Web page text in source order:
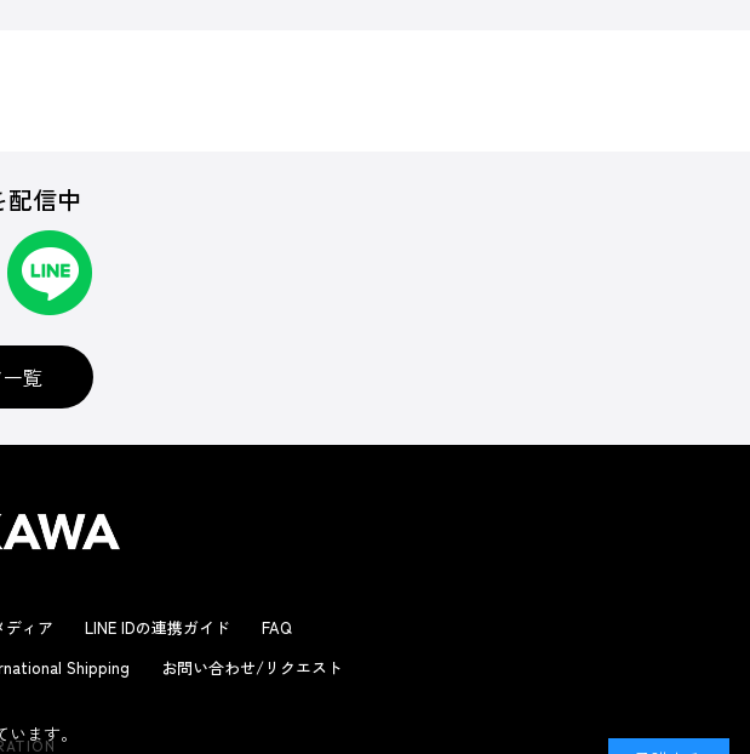
配信中
覧
ディア LINE IDの連携ガイド
FAQ
Shipping お問い合わせ/リクエスト
ます。